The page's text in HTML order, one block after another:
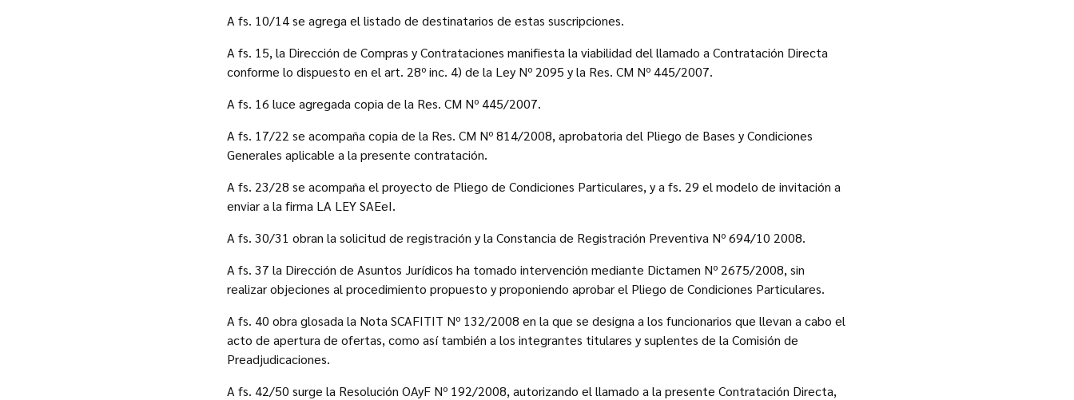
A fs. 10/14 se agrega el listado de destinatarios de estas suscripciones.
A fs. 15, la Dirección de Compras y Contrataciones manifiesta la viabilidad del llamado a Contratación Directa
conforme lo dispuesto en el art. 28º inc. 4) de la Ley Nº 2095 y la Res. CM Nº 445/2007.
A fs. 16 luce agregada copia de la Res. CM Nº 445/2007.
A fs. 17/22 se acompaña copia de la Res. CM Nº 814/2008, aprobatoria del Pliego de Bases y Condiciones
Generales aplicable a la presente contratación.
A fs. 23/28 se acompaña el proyecto de Pliego de Condiciones Particulares, y a fs. 29 el modelo de invitación a
enviar a la firma LA LEY SAEeI.
A fs. 30/31 obran la solicitud de registración y la Constancia de Registración Preventiva Nº 694/10 2008.
A fs. 37 la Dirección de Asuntos Jurídicos ha tomado intervención mediante Dictamen Nº 2675/2008, sin
realizar objeciones al procedimiento propuesto y proponiendo aprobar el Pliego de Condiciones Particulares.
A fs. 40 obra glosada la Nota SCAFITIT Nº 132/2008 en la que se designa a los funcionarios que llevan a cabo el
acto de apertura de ofertas, como así también a los integrantes titulares y suplentes de la Comisión de
Preadjudicaciones.
A fs. 42/50 surge la Resolución OAyF Nº 192/2008, autorizando el llamado a la presente Contratación Directa,